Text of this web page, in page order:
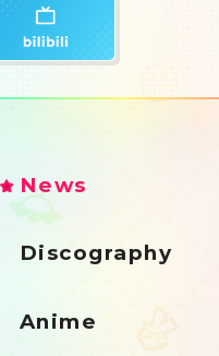
News
Discography
Anime